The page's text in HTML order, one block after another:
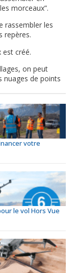
morceaux”.
rassembler les
repères.
est créé.
on peut
nuages de points
votre
le vol Hors Vue